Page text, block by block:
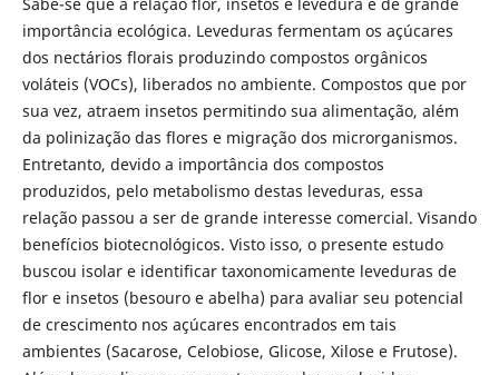
importância ecológica. Leveduras fermentam os açúcares
dos nectários florais produzindo compostos orgânicos
voláteis (VOCs), liberados no ambiente. Compostos que por
sua vez, atraem insetos permitindo sua alimentação, além
da polinização das flores e migração dos microrganismos.
Entretanto, devido a importância dos compostos
produzidos, pelo metabolismo destas leveduras, essa
relação passou a ser de grande interesse comercial. Visando
benefícios biotecnológicos. Visto isso, o presente estudo
buscou isolar e identificar taxonomicamente leveduras de
flor e insetos (besouro e abelha) para avaliar seu potencial
de crescimento nos açúcares encontrados em tais
ambientes (Sacarose, Celobiose, Glicose, Xilose e Frutose).